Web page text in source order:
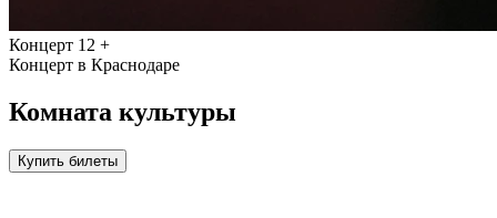
Концерт 12 +
Концерт в Краснодаре
Комната культуры
Купить билеты